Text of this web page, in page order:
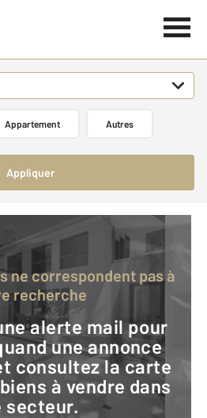
Appartement Autres
Appliquer
recherche
une annonce
consultez la carte
à vendre dans
secteur.